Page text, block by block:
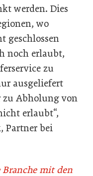
werden. Dies
wo
­geschlossen
noch erlaubt,
zu
ausgeliefert
zu Abholung von
erlaubt“,
Partner bei
Branche mit den